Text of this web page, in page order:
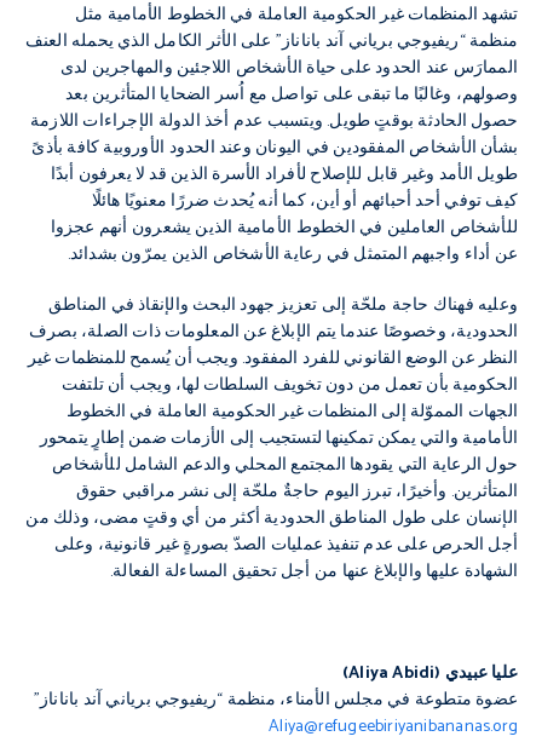
تشهد المنظمات غير الحكومية العاملة في الخطوط الأمامية مثل
منظمة “ريفيوجي برياني آند باناناز” على الأثر الكامل الذي يحمله العنف
الممارَس عند الحدود على حياة الأشخاص اللاجئين والمهاجرين لدى
وصولهم، وغالبًا ما تبقى على تواصل مع اُسر الضحايا المتأثرين بعد
حصول الحادثة بوقتٍ طويل. ويتسبب عدم أخذ الدولة الإجراءات اللازمة
بشأن الأشخاص المفقودين في اليونان وعند الحدود الأوروبية كافة بأذىً
طويل الأمد وغير قابل للإصلاح لأفراد الأسرة الذين قد لا يعرفون أبدًا
كيف توفي أحد أحبائهم أو أين، كما أنه يُحدث ضررًا معنويًا هائلًا
للأشخاص العاملين في الخطوط الأمامية الذين يشعرون أنهم عجزوا
عن أداء واجبهم المتمثل في رعاية الأشخاص الذين يمرّون بشدائد.
وعليه فهناك حاجة ملحّة إلى تعزيز جهود البحث والإنقاذ في المناطق
الحدودية، وخصوصًا عندما يتم الإبلاغ عن المعلومات ذات الصلة، بصرف
النظر عن الوضع القانوني للفرد المفقود. ويجب أن يُسمح للمنظمات غير
الحكومية بأن تعمل من دون تخويف السلطات لها، ويجب أن تلتفت
الجهات المموّلة إلى المنظمات غير الحكومية العاملة في الخطوط
الأمامية والتي يمكن تمكينها لتستجيب إلى الأزمات ضمن إطارٍ يتمحور
حول الرعاية التي يقودها المجتمع المحلي والدعم الشامل للأشخاص
المتأثرين. وأخيرًا، تبرز اليوم حاجةٌ ملحّة إلى نشر مراقبي حقوق
الإنسان على طول المناطق الحدودية أكثر من أي وقتٍ مضى، وذلك من
أجل الحرص على عدم تنفيذ عمليات الصدّ بصورةٍ غير قانونية، وعلى
الشهادة عليها والإبلاغ عنها من أجل تحقيق المساءلة الفعالة.
عليا عبيدي (Aliya Abidi)
عضوة متطوعة في مجلس الأمناء، منظمة “ريفيوجي برياني آند باناناز”
Aliya@refugeebiriyanibananas.org